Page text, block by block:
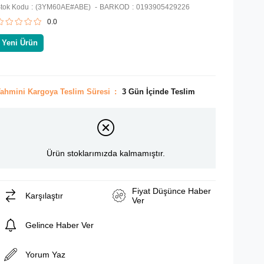
Kodu (3YM60AE#ABE) BARKOD : 0193905429226
0.0
Yeni Ürün
Kargoya Teslim Süresi : 3 Gün İçinde Teslim
Ürün stoklarımızda kalmamıştır.
Karşılaştır
Fiyat Düşünce Haber
Ver
Gelince Haber Ver
Yorum Yaz